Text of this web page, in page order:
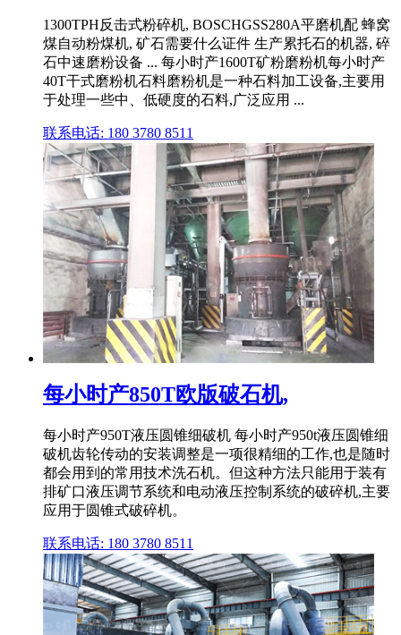
1300TPH反击式粉碎机, BOSCHGSS280A平磨机配 蜂窝
煤自动粉煤机, 矿石需要什么证件 生产累托石的机器, 碎
石中速磨粉设备 ... 每小时产1600T矿粉磨粉机每小时产
40T干式磨粉机石料磨粉机是一种石料加工设备,主要用
于处理一些中、低硬度的石料,广泛应用 ...
联系电话: 180 3780 8511
每小时产850T欧版破石机,
每小时产950T液压圆锥细破机 每小时产950t液压圆锥细
破机齿轮传动的安装调整是一项很精细的工作,也是随时
都会用到的常用技术洗石机。但这种方法只能用于装有
排矿口液压调节系统和电动液压控制系统的破碎机,主要
应用于圆锥式破碎机。
联系电话: 180 3780 8511